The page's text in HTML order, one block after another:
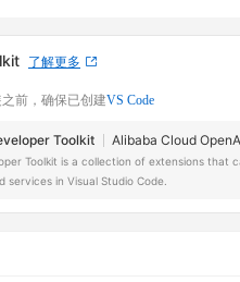
了解更多
前，确保已创建VS Code
Toolkit Alibaba Cloud
Toolkit is a collection of extensions that
services in Visual Studio Code.